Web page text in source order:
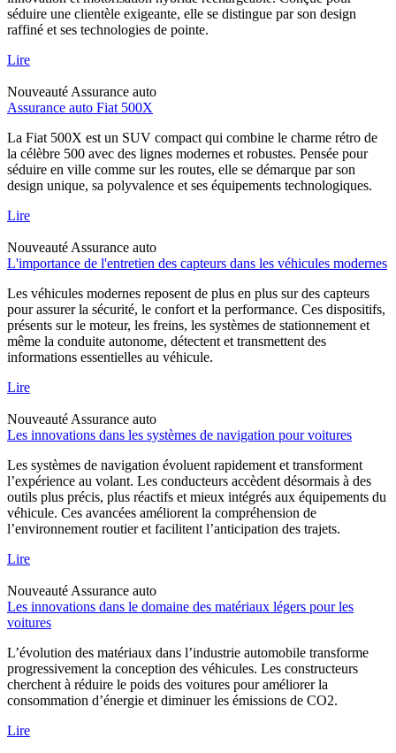
séduire une clientèle exigeante, elle se distingue par son design
raffiné et ses technologies de pointe.
Lire
Nouveauté Assurance auto
Assurance auto Fiat 500X
La Fiat 500X est un SUV compact qui combine le charme rétro de
la célèbre 500 avec des lignes modernes et robustes. Pensée pour
séduire en ville comme sur les routes, elle se démarque par son
design unique, sa polyvalence et ses équipements technologiques.
Lire
Nouveauté Assurance auto
L'importance de l'entretien des capteurs dans les véhicules modernes
Les véhicules modernes reposent de plus en plus sur des capteurs
pour assurer la sécurité, le confort et la performance. Ces dispositifs,
présents sur le moteur, les freins, les systèmes de stationnement et
même la conduite autonome, détectent et transmettent des
informations essentielles au véhicule.
Lire
Nouveauté Assurance auto
Les innovations dans les systèmes de navigation pour voitures
Les systèmes de navigation évoluent rapidement et transforment
l’expérience au volant. Les conducteurs accèdent désormais à des
outils plus précis, plus réactifs et mieux intégrés aux équipements du
véhicule. Ces avancées améliorent la compréhension de
l’environnement routier et facilitent l’anticipation des trajets.
Lire
Nouveauté Assurance auto
Les innovations dans le domaine des matériaux légers pour les
voitures
L’évolution des matériaux dans l’industrie automobile transforme
progressivement la conception des véhicules. Les constructeurs
cherchent à réduire le poids des voitures pour améliorer la
consommation d’énergie et diminuer les émissions de CO2.
Lire